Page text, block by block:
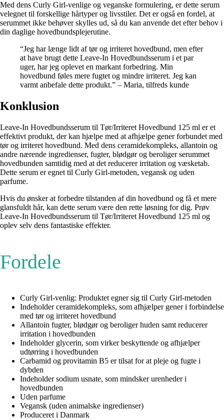
Med dens Curly Girl-venlige og veganske formulering, er dette serum
velegnet til forskellige hårtyper og livsstiler. Det er også en fordel, at
serummet ikke behøver skylles ud, så du kan anvende det efter behov i
din daglige hovedbundsplejerutine.
“Jeg har længe lidt af tør og irriteret hovedbund, men efter
at have brugt dette Leave-In Hovedbundsserum i et par
uger, har jeg oplevet en markant forbedring. Min
hovedbund føles mere fugtet og mindre irriteret. Jeg kan
varmt anbefale dette produkt.” – Maria, tilfreds kunde
Konklusion
Leave-In Hovedbundsserum til Tør/Irriteret Hovedbund 125 ml er et
effektivt produkt, der kan hjælpe med at afhjælpe gener forbundet med
tør og irriteret hovedbund. Med dens ceramidekompleks, allantoin og
andre nærende ingredienser, fugter, blødgør og beroliger serummet
hovedbunden samtidig med at det reducerer irritation og væsketab.
Dette serum er egnet til Curly Girl-metoden, vegansk og uden
parfume.
Hvis du ønsker at forbedre tilstanden af din hovedbund og få et mere
glansfuldt hår, kan dette serum være den rette løsning for dig. Prøv
Leave-In Hovedbundsserum til Tør/Irriteret Hovedbund 125 ml og
oplev selv dens fantastiske effekter.
Fordele
Curly Girl-venlig: Produktet egner sig til Curly Girl-metoden
Indeholder ceramidekompleks, som afhjælper gener i forbindelse
med tør og irriteret hovedbund
Allantoin fugter, blødgør og beroliger huden samt reducerer
irritation i hovedbunden
Indeholder glycerin, som virker beskyttende og afhjælper
udtørring i hovedbunden
Carbamid og provitamin B5 er tilsat for at pleje og fugte i
dybden
Indeholder sodium usnate, som mindsker urenheder i
hovedbunden
Uden parfume
Vegansk (uden animalske ingredienser)
Produceret i Danmark